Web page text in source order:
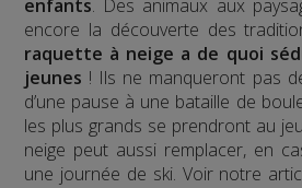
enfants. Des animaux aux
encore la découverte des
raquette à neige a de quoi
jeunes ! Ils ne manqueront pas
d’une pause à une bataille de
les plus grands se prendront au
neige peut aussi remplacer, en
une journée de ski. Voir notre